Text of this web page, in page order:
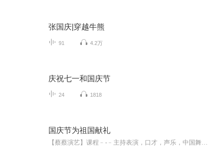
张国庆|穿越牛熊
91 4.2万
庆祝七一和国庆节
24 1818
国庆节为祖国献礼